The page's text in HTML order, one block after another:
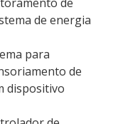
de energia
para
de
dispositivo